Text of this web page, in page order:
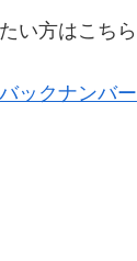
い方はこちら
ックナンバー